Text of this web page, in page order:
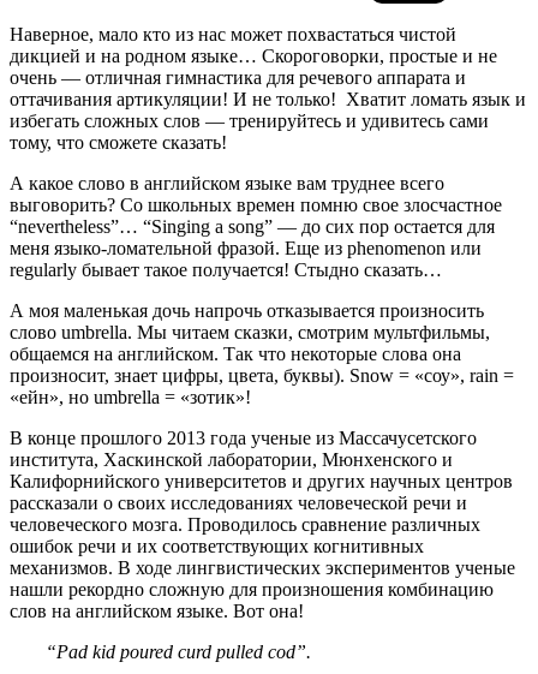
Наверное, мало кто из нас может похвастаться чистой
дикцией и на родном языке… Скороговорки, простые и не
очень — отличная гимнастика для речевого аппарата и
оттачивания артикуляции! И не только! Хватит ломать язык и
избегать сложных слов — тренируйтесь и удивитесь сами
тому, что сможете сказать!
А какое слово в английском языке вам труднее всего
выговорить? Со школьных времен помню свое злосчастное
“nevertheless”… “Singing a song” — до сих пор остается для
меня языко-ломательной фразой. Еще из phenomenon или
regularly бывает такое получается! Стыдно сказать…
А моя маленькая дочь напрочь отказывается произносить
слово umbrella. Мы читаем сказки, смотрим мультфильмы,
общаемся на английском. Так что некоторые слова она
произносит, знает цифры, цвета, буквы). Snow = «соу», rain =
«ейн», но umbrella = «зотик»!
В конце прошлого 2013 года ученые из Массачусетского
института, Хаскинской лаборатории, Мюнхенского и
Калифорнийского университетов и других научных центров
рассказали о своих исследованиях человеческой речи и
человеческого мозга. Проводилось сравнение различных
ошибок речи и их соответствующих когнитивных
механизмов. В ходе лингвистических экспериментов ученые
нашли рекордно сложную для произношения комбинацию
слов на английском языке. Вот она!
“Pad kid poured curd pulled cod”.